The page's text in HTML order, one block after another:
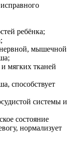
ребёнка;
мышечной
мягких тканей
способствует
системы и
состояние
нормализует